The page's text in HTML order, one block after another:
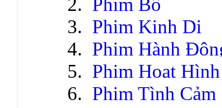
Phim Kinh Dị
Phim Hành
Phim Hoạt Hình
Phim Tình Cảm